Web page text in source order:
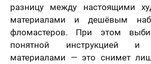
разницу между настоящими
материалами и дешёвым
фломастеров. При этом
понятной инструкцией и
материалами — это снимет